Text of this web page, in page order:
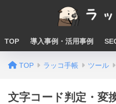
TOP 導入事例・活用事例
TOP ラッコ手帳 ツール
文字コード判定・変